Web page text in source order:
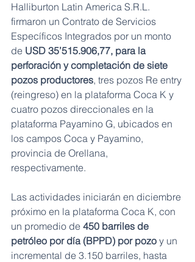
Halliburton Latin America S.R.L.
firmaron un Contrato de Servicios
Específicos Integrados por un monto
de USD 35’515.906,77, para la
perforación y completación de siete
pozos productores, tres pozos Re entry
(reingreso) en la plataforma Coca K y
cuatro pozos direccionales en la
plataforma Payamino G, ubicados en
los campos Coca y Payamino,
provincia de Orellana,
respectivamente.
Las actividades iniciarán en diciembre
próximo en la plataforma Coca K, con
un promedio de 450 barriles de
petróleo por día (BPPD) por pozo y un
incremental de 3.150 barriles, hasta